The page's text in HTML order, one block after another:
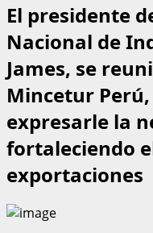
El presidente
Nacional de
James, se
Mincetur Perú,
expresarle la
fortaleciendo
exportaciones